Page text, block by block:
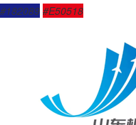
#182089 #E50518